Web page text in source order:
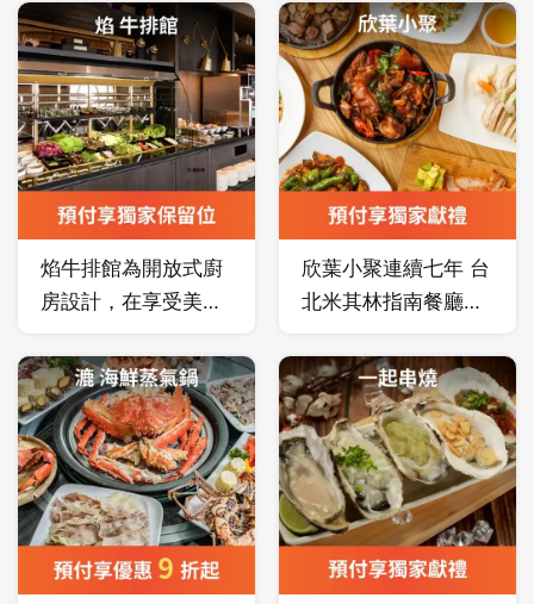
義式烹調手法，打造
道地又美味的義大利
料理。
用當地嚴選食材。在
時尚優雅的環境中，
您能品嚐在地又國際
的美味料理，是您旅
程中的最佳選擇。
廚藝，優雅引出新鮮
食材的天然美味，結
合東、西方料理手
法，重新詮釋在地食
材精神，每道餐食均
搭配職人手作器皿，
賦予料理全新生命，
餐後以甜點車貼心服
務作為結尾，自始至
終殷勤款待，讓每位
憶。
焰牛排館為開放式廚
房設計，在享受美食
藝，沙拉吧擁有多達
20 種以上蔬菜及精緻
冷盤肉品，餐點供應
精選 1855牛排、海
陸雙拼、烤全雞等，
以直火炙燒搭配高溫
爐烤，鎖住鮮甜肉
欣葉小聚連續七年 台
北米其林指南餐廳，
為訴求，打造輕鬆時
尚的台菜品牌。